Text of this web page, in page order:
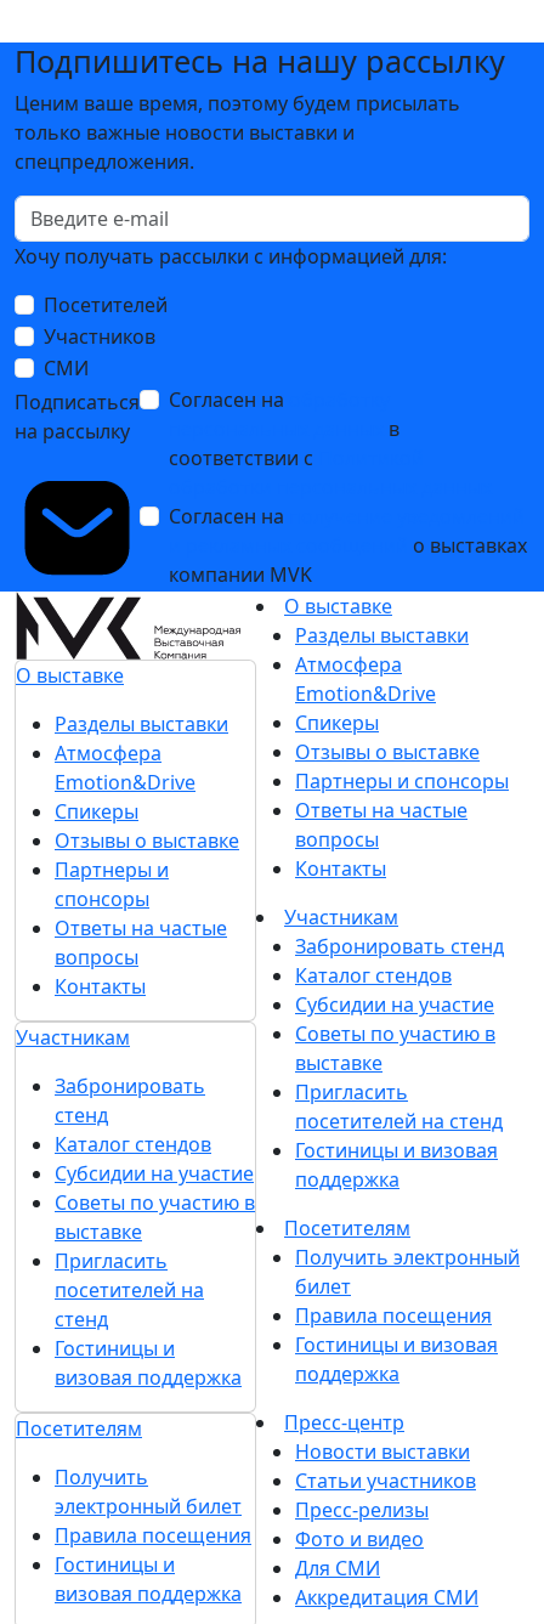
Подпишитесь на нашу рассылку
Ценим ваше время, поэтому будем присылать
только важные новости выставки и
спецпредложения.
Хочу получать рассылки с информацией для:
Посетителей
Участников
СМИ
Подписаться
на рассылку
Согласен на
в
соответствии с
Согласен на
о выставках
компании MVK
О выставке
Разделы выставки
Атмосфера
Emotion&Drive
Спикеры
Отзывы о выставке
Партнеры и
спонсоры
Ответы на частые
вопросы
Контакты
Участникам
Забронировать
стенд
Каталог стендов
Субсидии на участие
Советы по участию в
выставке
Пригласить
посетителей на
стенд
Гостиницы и
визовая поддержка
Посетителям
Получить
электронный билет
Правила посещения
Гостиницы и
визовая поддержка
О выставке
Разделы выставки
Атмосфера
Emotion&Drive
Спикеры
Отзывы о выставке
Партнеры и спонсоры
Ответы на частые
вопросы
Контакты
Участникам
Забронировать стенд
Каталог стендов
Субсидии на участие
Советы по участию в
выставке
Пригласить
посетителей на стенд
Гостиницы и визовая
поддержка
Посетителям
Получить электронный
билет
Правила посещения
Гостиницы и визовая
поддержка
Пресс-центр
Новости выставки
Статьи участников
Пресс-релизы
Фото и видео
Для СМИ
Аккредитация СМИ